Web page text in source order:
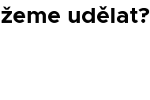
udělat?